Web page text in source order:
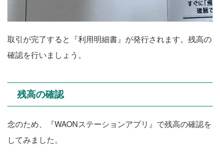
取引が完了すると『利用明細書』が発行されます。残高の
確認を行いましょう。
残高の確認
念のため、『WAONステーションアプリ』で残高の確認を
してみました。